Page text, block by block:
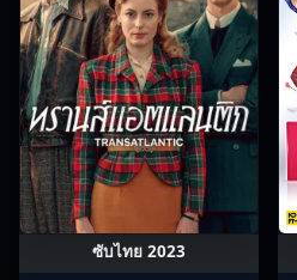
ซับไทย 2023